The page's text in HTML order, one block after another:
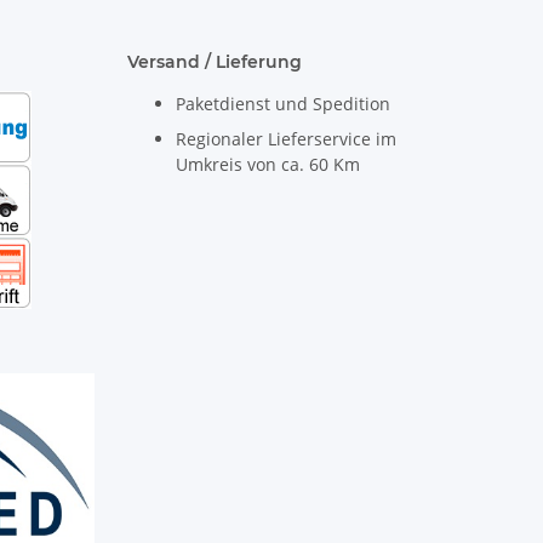
Versand / Lieferung
Paketdienst und Spedition
Regionaler Lieferservice im
Umkreis von ca. 60 Km